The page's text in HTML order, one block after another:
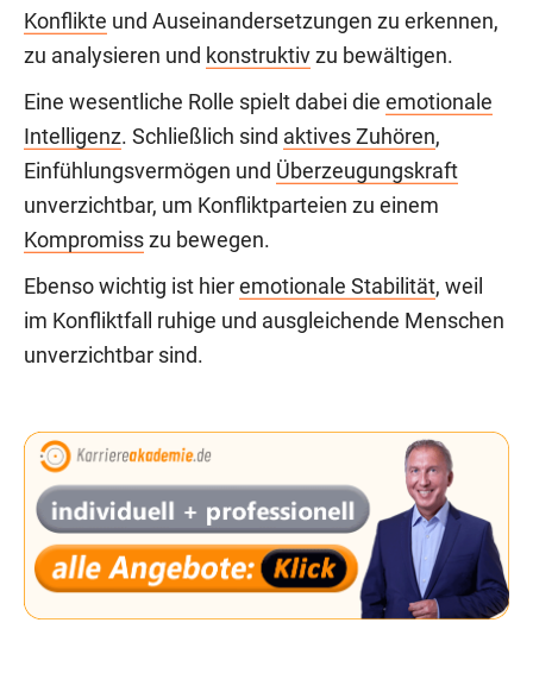
Konflikte und Auseinandersetzungen zu erkennen,
zu analysieren und konstruktiv zu bewältigen.
Eine wesentliche Rolle spielt dabei die emotionale
Intelligenz. Schließlich sind aktives Zuhören,
Einfühlungsvermögen und Überzeugungskraft
unverzichtbar, um Konfliktparteien zu einem
Kompromiss zu bewegen.
Ebenso wichtig ist hier emotionale Stabilität, weil
im Konfliktfall ruhige und ausgleichende Menschen
unverzichtbar sind.